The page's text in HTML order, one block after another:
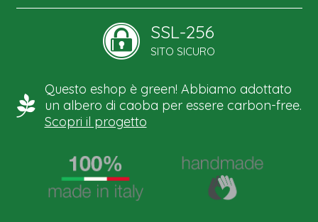
SSL-256
SITO SICURO
Questo eshop è green! Abbiamo adottato
un albero di caoba per essere carbon-free.
Scopri il progetto